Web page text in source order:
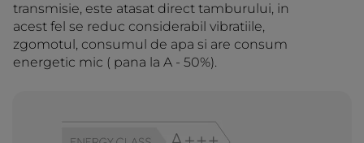
transmisie, este atasat direct tamburului, in
acest fel se reduc considerabil vibratiile,
zgomotul, consumul de apa si are consum
energetic mic ( pana la A - 50%).